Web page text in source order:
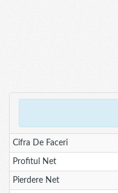
Cifra De Faceri
Profitul Net
Pierdere Net